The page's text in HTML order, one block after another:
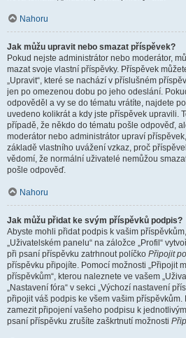
Nahoru
Jak můžu upravit nebo smazat příspěvek?
Pokud nejste administrátor nebo moderátor,
mazat svoje vlastní příspěvky. Příspěvek
„Upravit“, které se nachází v příslušném
jen po omezenou dobu po jeho odeslání.
odpověděl a vy se do tématu vrátíte, najdete
uvedeno kolikrát a kdy jste příspěvek upravili.
případě, že někdo do tématu pošle odpověď,
moderátor nebo administrátor upraví
základě vlastního uvážení vzkaz, proč
vědomí, že normální uživatelé nemůžou
pošle odpověď.
Nahoru
Jak můžu přidat ke svým příspěvků podpis?
Abyste mohli přidat podpis k vašim
„Uživatelském panelu“ na záložce „Profil“
při psaní příspěvku zatrhnout políčko Připojit
příspěvku připojíte. Pomocí možnosti „Připojit
příspěvkům“, kterou naleznete ve vašem
„Nastavení fóra“ v sekci „Výchozí nastavení
připojit váš podpis ke všem vašim příspěvkům.
zamezit připojení vašeho podpisu k
psaní příspěvku zrušíte zaškrtnutí možnosti